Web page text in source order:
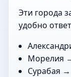
Эти города
удобно
Морелия
Сурабая →